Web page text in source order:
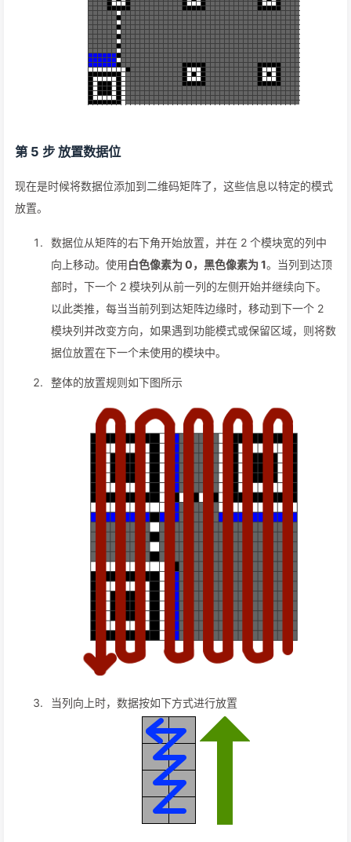
第 5 步 放置数据位
现在是时候将数据位添加到二维码矩阵了，这些信息以特定的模式
放置。
数据位从矩阵的右下角开始放置，并在 2 个模块宽的列中
向上移动。使用白色像素为 0，黑色像素为 1。当列到达顶
部时，下一个 2 模块列从前一列的左侧开始并继续向下。
以此类推，每当当前列到达矩阵边缘时，移动到下一个 2
模块列并改变方向，如果遇到功能模式或保留区域，则将数
据位放置在下一个未使用的模块中。
整体的放置规则如下图所示
当列向上时，数据按如下方式进行放置